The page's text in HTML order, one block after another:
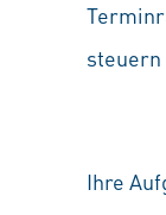
steuern
Ihre